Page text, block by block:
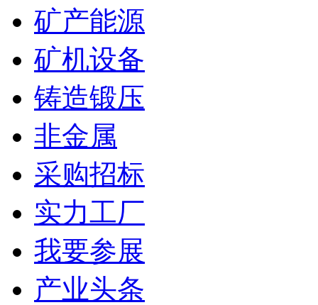
矿产能源
矿机设备
铸造锻压
非金属
采购招标
实力工厂
我要参展
产业头条